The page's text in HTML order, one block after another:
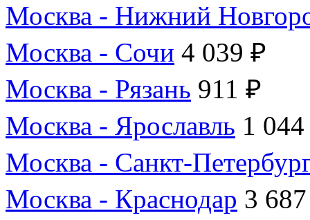
Москва - Нижний
Москва - Сочи 4 039 ₽
Москва - Рязань 911 ₽
Москва - Ярославль 1
Москва - Санкт-
Москва - Краснодар 3